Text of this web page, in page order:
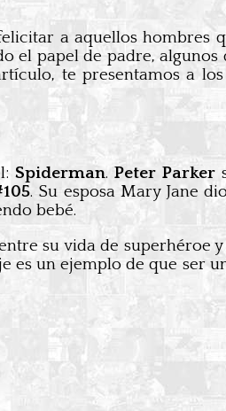
a aquellos hombres
papel de padre, algunos
te presentamos a
Spiderman. Peter Parker
. Su esposa Mary Jane
bebé.
su vida de superhéroe
un ejemplo de que ser